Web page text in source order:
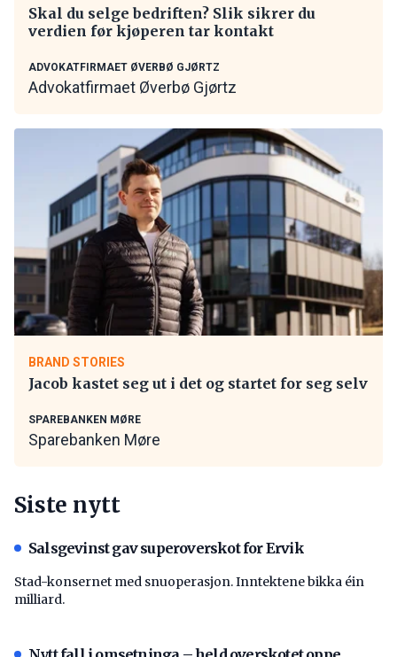
Skal du selge bedriften? Slik sikrer du
verdien før kjøperen tar kontakt
ADVOKATFIRMAET ØVERBØ GJØRTZ
Advokatfirmaet Øverbø Gjørtz
BRAND STORIES
Jacob kastet seg ut i det og startet for seg selv
SPAREBANKEN MØRE
Sparebanken Møre
Siste nytt
Salsgevinst gav superoverskot for Ervik
Stad-konsernet med snuoperasjon. Inntektene bikka éin
milliard.